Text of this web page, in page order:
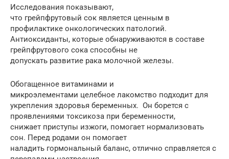
Исследования показывают,
что грейпфрутовый сок является ценным в
профилактике онкологических патологий.
Антиоксиданты, которые обнаруживаются в составе
грейпфрутового сока способны не
допускать развитие рака молочной железы.
Обогащенное витаминами и
микроэлементами целебное лакомство подходит для
укрепления здоровья беременных. Он борется с
проявлениями токсикоза при беременности,
снижает приступы изжоги, помогает нормализовать
сон. Перед родами он помогает
наладить гормональный баланс, отлично справляется с